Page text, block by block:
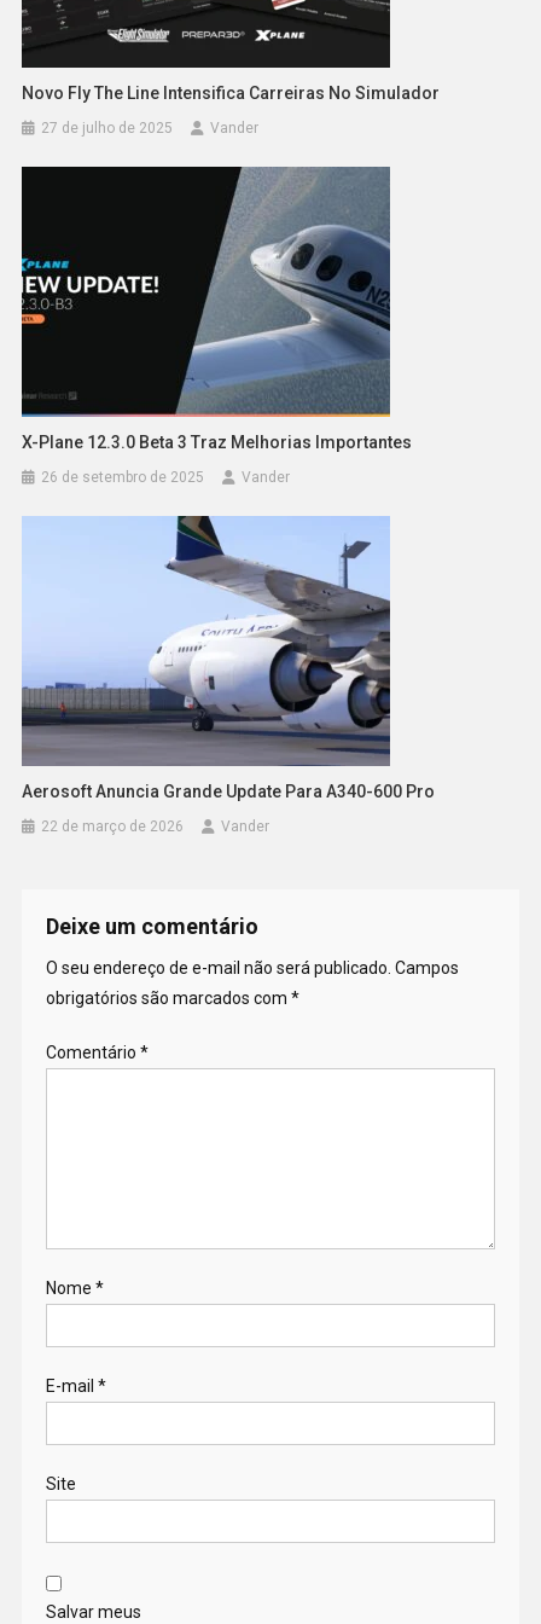
Novo Fly The Line Intensifica Carreiras No Simulador
27 de julho de 2025 Vander
X-Plane 12.3.0 Beta 3 Traz Melhorias Importantes
26 de setembro de 2025 Vander
Aerosoft Anuncia Grande Update Para A340-600 Pro
22 de março de 2026 Vander
Deixe um comentário
O seu endereço de e-mail não será publicado. Campos
obrigatórios são marcados com *
Comentário *
Nome *
E-mail *
Site
Salvar meus